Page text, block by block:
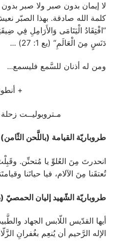
لا إيمان بدون صبر ولا صبر
كلمة الله صادقة. بهذا الصبّر
”افْتِقَادُ الْيَتَامَى وَالأَرَامِلِ فِي
دَنَسٍ مِنَ الْعَالَمِ“ (يع 1: 27) ...
ومن له أذنان للسَّمع فليسمع...
+
مـتروبوليــت زحلة
طروباريّة القيامة (باللَّحن الثّامن)
انحدرتَ مِنَ العُلوِّ يا مُتحنِّن. وقَبِلْتَ
تُعتقَنا مِنَ الآلام، فيا حياتَنا
طروباريّة الشّهيد إليان الحمصيّ
أيها القدّيس اللّابس الجهاد
الإله الرَّحيم أن يُنعِم بغُفرانِ